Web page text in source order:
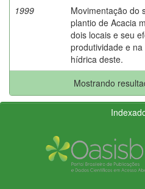
1999
Movimentação do
plantio de Acacia
dois locais e seu
produtividade e na
hídrica deste.
Mostrando